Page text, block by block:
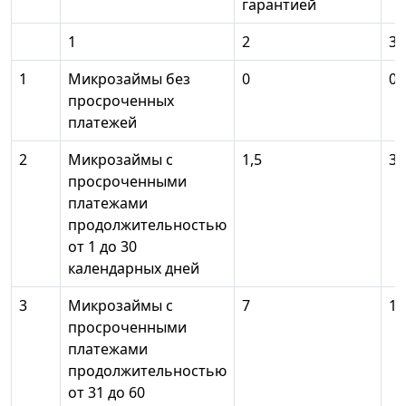
гарантией
1
2
3
1
Микрозаймы без
просроченных
платежей
0 0
2
Микрозаймы с
просроченными
платежами
продолжительностью
от 1 до 30
календарных дней
1,5 3
3
Микрозаймы с
просроченными
платежами
продолжительностью
от 31 до 60
7 10